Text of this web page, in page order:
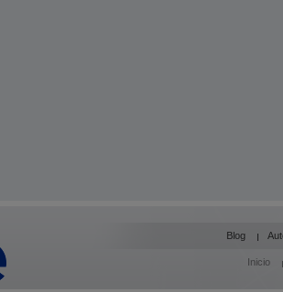
Blog
Inicio